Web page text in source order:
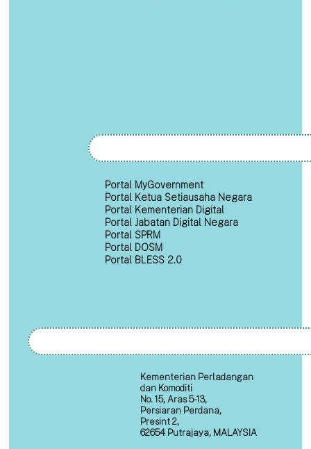
Portal MyGovernment
Portal Ketua Setiausaha Negara
Portal Kementerian Digital
Portal Jabatan Digital Negara
Portal SPRM
Portal DOSM
Portal BLESS 2.0
Kementerian Perladangan
dan Komoditi
No. 15, Aras 5-13,
Persiaran Perdana,
Presint 2,
62654 Putrajaya, MALAYSIA